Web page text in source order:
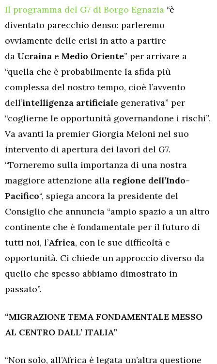
Il programma del G7 di Borgo Egnazia “è
diventato parecchio denso: parleremo
ovviamente delle crisi in atto a partire
da Ucraina e Medio Oriente” per arrivare a
“quella che è probabilmente la sfida più
complessa del nostro tempo, cioè l’avvento
dell’intelligenza artificiale generativa” per
“coglierne le opportunità governandone i rischi”.
Va avanti la premier Giorgia Meloni nel suo
intervento di apertura dei lavori del G7.
“Torneremo sulla importanza di una nostra
maggiore attenzione alla regione dell’Indo-
Pacifico“, spiega ancora la presidente del
Consiglio che annuncia “ampio spazio a un altro
continente che è fondamentale per il futuro di
tutti noi, l’Africa, con le sue difficoltà e
opportunità. Ci chiede un approccio diverso da
quello che spesso abbiamo dimostrato in
passato”.
“MIGRAZIONE TEMA FONDAMENTALE MESSO
AL CENTRO DALL’ ITALIA”
“Non solo, all’Africa è legata un’altra questione